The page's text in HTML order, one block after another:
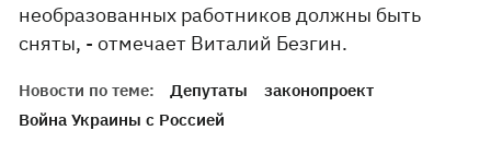
необразованных работников должны быть
сняты, - отмечает Виталий Безгин.
Новости по теме: Депутаты
законопроект
Война Украины с Россией